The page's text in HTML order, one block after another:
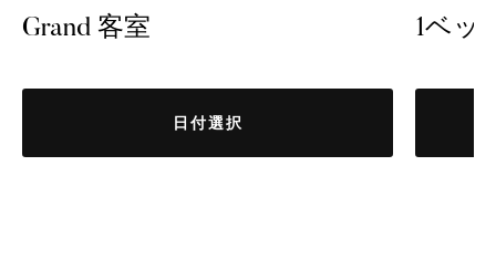
Grand 客室
日付選択
1ベッ